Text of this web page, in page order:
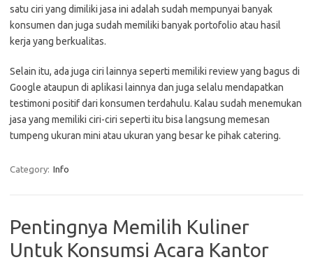
satu ciri yang dimiliki jasa ini adalah sudah mempunyai banyak
konsumen dan juga sudah memiliki banyak portofolio atau hasil
kerja yang berkualitas.
Selain itu, ada juga ciri lainnya seperti memiliki review yang bagus di
Google ataupun di aplikasi lainnya dan juga selalu mendapatkan
testimoni positif dari konsumen terdahulu. Kalau sudah menemukan
jasa yang memiliki ciri-ciri seperti itu bisa langsung memesan
tumpeng ukuran mini atau ukuran yang besar ke pihak catering.
Category: Info
Pentingnya Memilih Kuliner
Untuk Konsumsi Acara Kantor